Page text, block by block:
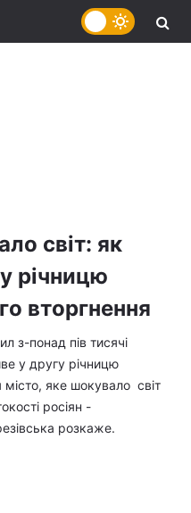
світ: як
річницю
вторгнення
з-понад пів тисячі
у другу річницю
яке шокувало світ
росіян -
розкаже.